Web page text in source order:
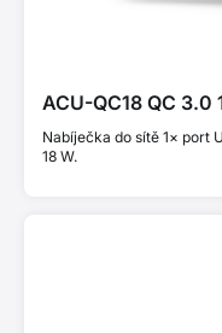
ACU-QC18 QC 3.0
Nabíječka do sítě 1× port
18 W.